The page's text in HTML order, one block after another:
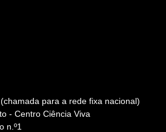
para a rede fixa nacional)
- Centro Ciência Viva
n.º1